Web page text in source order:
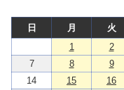
日 月 火
1
2
7
8 9
14
15 16